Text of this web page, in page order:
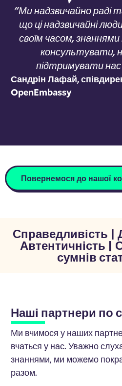
"Ми надзвичайно раді
що ці надзвичайні
своїм часом,
консультувати,
підтримувати нас
Сандрін Лафай,
OpenEmbassy
Повернемося до нашої
Справедливість |
Автентичність |
сумнів
Наші партнери по
Ми вчимося у наших
вчаться у нас. Уважно
знаннями, ми можемо
разом.